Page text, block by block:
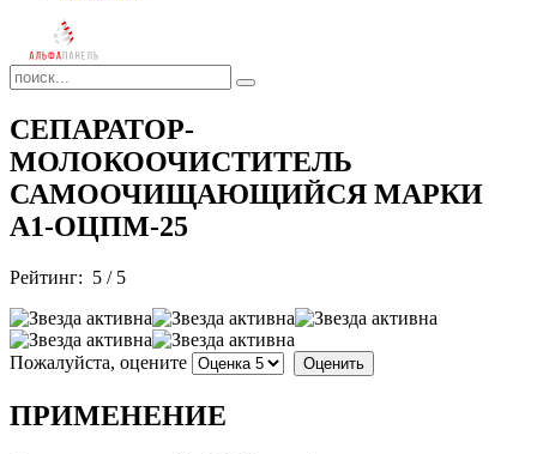
СЕПАРАТОР-
МОЛОКООЧИСТИТЕЛЬ
САМООЧИЩАЮЩИЙСЯ МАРКИ
А1-ОЦПМ-25
Рейтинг: 5 / 5
Пожалуйста, оцените
ПРИМЕНЕНИЕ